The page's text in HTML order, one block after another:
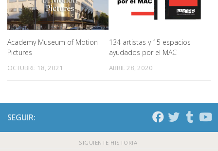
Academy Museum of Motion
Pictures
OCTUBRE 18, 2021
134 artistas y 15 espacios
ayudados por el MAC
ABRIL 28, 2020
SEGUIR:
SIGUIENTE HISTORIA